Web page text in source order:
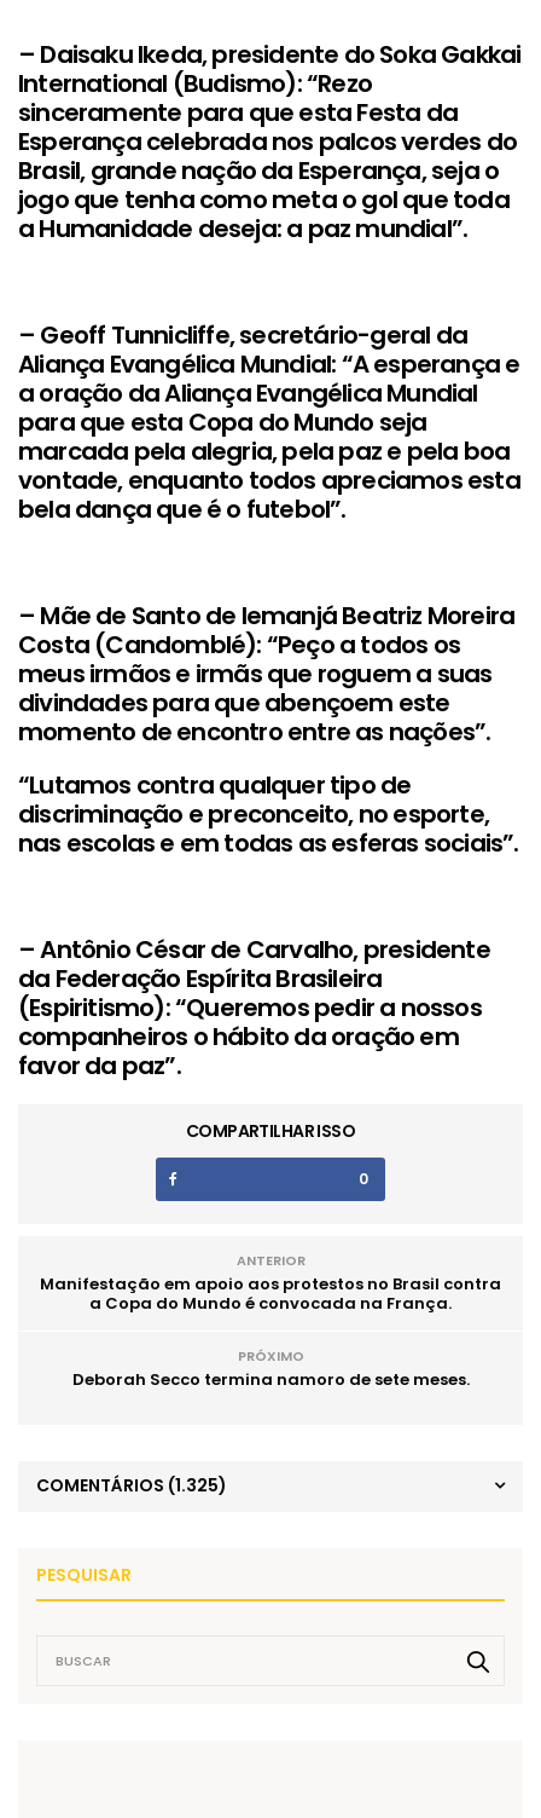
– Daisaku Ikeda, presidente do Soka Gakkai
International (Budismo): “Rezo
sinceramente para que esta Festa da
Esperança celebrada nos palcos verdes do
Brasil, grande nação da Esperança, seja o
jogo que tenha como meta o gol que toda
a Humanidade deseja: a paz mundial”.
– Geoff Tunnicliffe, secretário-geral da
Aliança Evangélica Mundial: “A esperança e
a oração da Aliança Evangélica Mundial
para que esta Copa do Mundo seja
marcada pela alegria, pela paz e pela boa
vontade, enquanto todos apreciamos esta
bela dança que é o futebol”.
– Mãe de Santo de Iemanjá Beatriz Moreira
Costa (Candomblé): “Peço a todos os
meus irmãos e irmãs que roguem a suas
divindades para que abençoem este
momento de encontro entre as nações”.
“Lutamos contra qualquer tipo de
discriminação e preconceito, no esporte,
nas escolas e em todas as esferas sociais”.
– Antônio César de Carvalho, presidente
da Federação Espírita Brasileira
(Espiritismo): “Queremos pedir a nossos
companheiros o hábito da oração em
favor da paz”.
COMPARTILHAR ISSO
0
ANTERIOR
Manifestação em apoio aos protestos no Brasil contra
a Copa do Mundo é convocada na França.
PRÓXIMO
Deborah Secco termina namoro de sete meses.
COMENTÁRIOS (1.325)
PESQUISAR